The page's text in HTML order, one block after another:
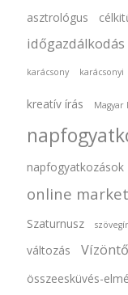
asztrológus
időgazdálkodás
karácsony karácsonyi
kreatív írás Magyar
napfogyatkozások
online
Szaturnusz
változás
Vízöntő
összeesküvés-